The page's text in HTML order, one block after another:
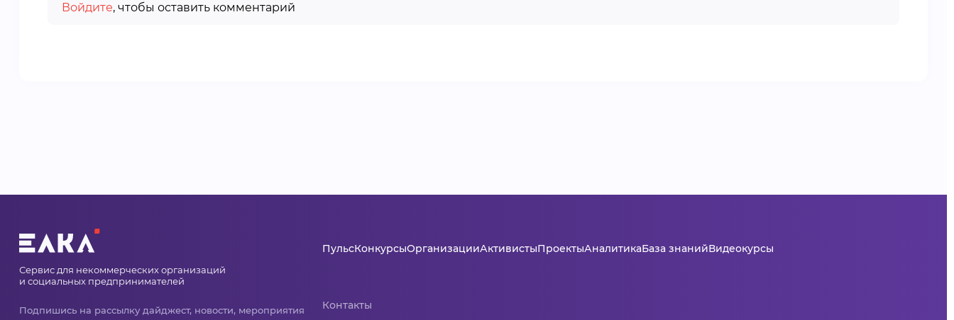
Войдите, чтобы оставить комментарий
Сервис для некоммерческих организаций
и социальных предпринимателей
Подпишись на рассылку дайджест, новости, мероприятия
ПульсКонкурсыОрганизацииАктивистыПроектыАналитикаБаза знанийВидеокурсы
Контакты